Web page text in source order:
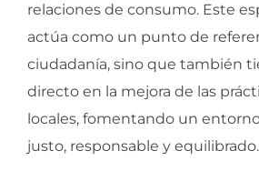
relaciones de consumo. Este
actúa como un punto de
ciudadanía, sino que también
directo en la mejora de las
locales, fomentando un
justo, responsable y equilibrado.